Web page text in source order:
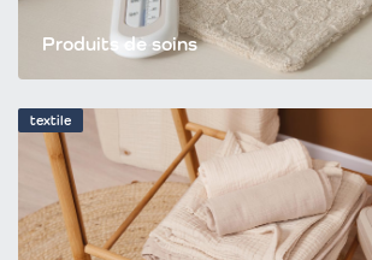
Produits de soins
textile